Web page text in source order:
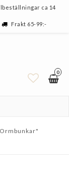
ca 14
Frakt 65-99:-
0